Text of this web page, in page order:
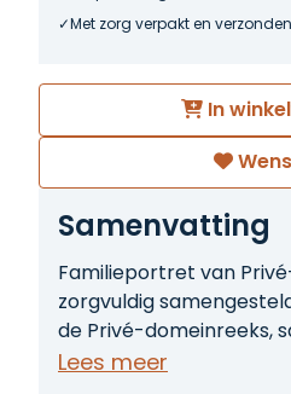
Met zorg verpakt en verzonden
In
Samenvatting
Familieportret van
zorgvuldig
de Privé-domeinreeks,
Peter J. Claessens.
Lees meer